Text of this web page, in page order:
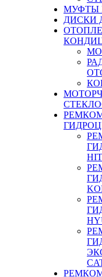
МУФТЫ
ДИСКИ